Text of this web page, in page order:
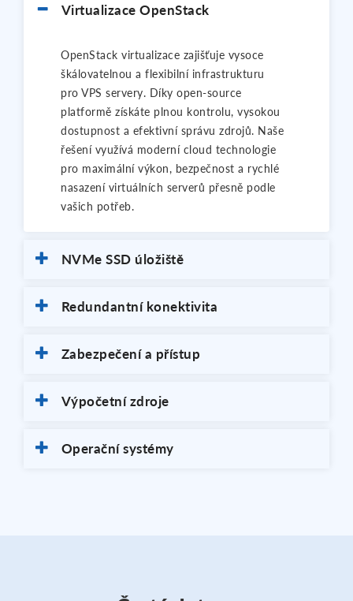
Virtualizace OpenStack
OpenStack virtualizace zajišťuje vysoce
škálovatelnou a flexibilní infrastrukturu
pro VPS servery. Díky open-source
platformě získáte plnou kontrolu, vysokou
dostupnost a efektivní správu zdrojů. Naše
řešení využívá moderní cloud technologie
pro maximální výkon, bezpečnost a rychlé
nasazení virtuálních serverů přesně podle
vašich potřeb.
NVMe SSD úložiště
Redundantní konektivita
Zabezpečení a přístup
Výpočetní zdroje
Operační systémy